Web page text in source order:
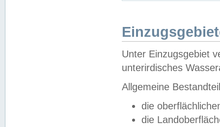
Unter Einzugsgebiet
unterirdisches
Allgemeine
die
die